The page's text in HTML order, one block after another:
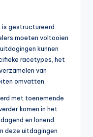
is gestructureerd
moeten voltooien
kunnen
racetypes, het
van
omvatten.
met toenemende
komen in het
en lonend
deze uitdagingen